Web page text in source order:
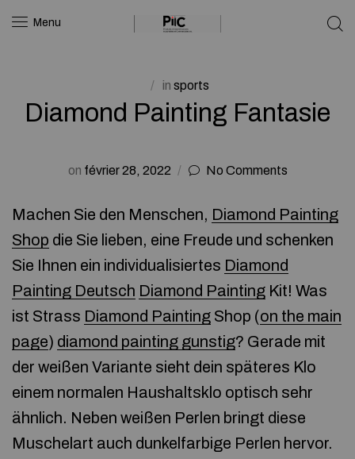
Menu
in sports
Diamond Painting Fantasie
on février 28, 2022 No Comments
Machen Sie den Menschen, Diamond Painting
Shop die Sie lieben, eine Freude und schenken
Sie Ihnen ein individualisiertes Diamond
Painting Deutsch Diamond Painting Kit! Was
ist Strass Diamond Painting Shop (on the main
page) diamond painting gunstig? Gerade mit
der weißen Variante sieht dein späteres Klo
einem normalen Haushaltsklo optisch sehr
ähnlich. Neben weißen Perlen bringt diese
Muschelart auch dunkelfarbige Perlen hervor.